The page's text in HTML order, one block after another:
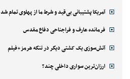
آمریکا پشتیبانی بی‌قید و شرط ما از پهلوی تمام شد
فرمانده عارف و فراجناحی دفاع مقدس
آتش‌سوزی یک کشتی دیگر در تنگه هرمز+فیلم
ارزان‌ترین سواری داخلی چند؟